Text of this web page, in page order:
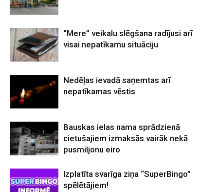
“Mere” veikalu slēgšana radījusi arī
visai nepatīkamu situāciju
Nedēļas ievadā saņemtas arī
nepatīkamas vēstis
Bauskas ielas nama sprādzienā
cietušajiem izmaksās vairāk nekā
pusmiljonu eiro
Izplatīta svarīga ziņa “SuperBingo”
spēlētājiem!